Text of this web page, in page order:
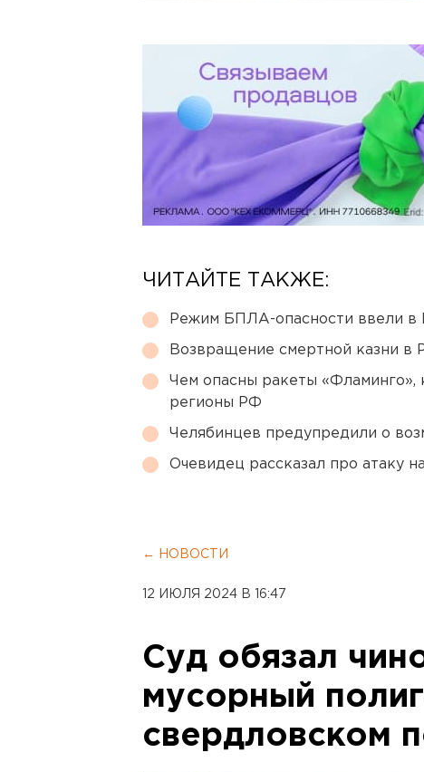
ЧИТАЙТЕ ТАКЖЕ:
Режим БПЛА-опасности ввели в
Возвращение смертной казни в
Чем опасны ракеты «Фламинго»,
регионы РФ
Челябинцев предупредили о
Очевидец рассказал про атаку
← НОВОСТИ
12 ИЮЛЯ 2024 В 16:47
Суд обязал
мусорный
свердловском